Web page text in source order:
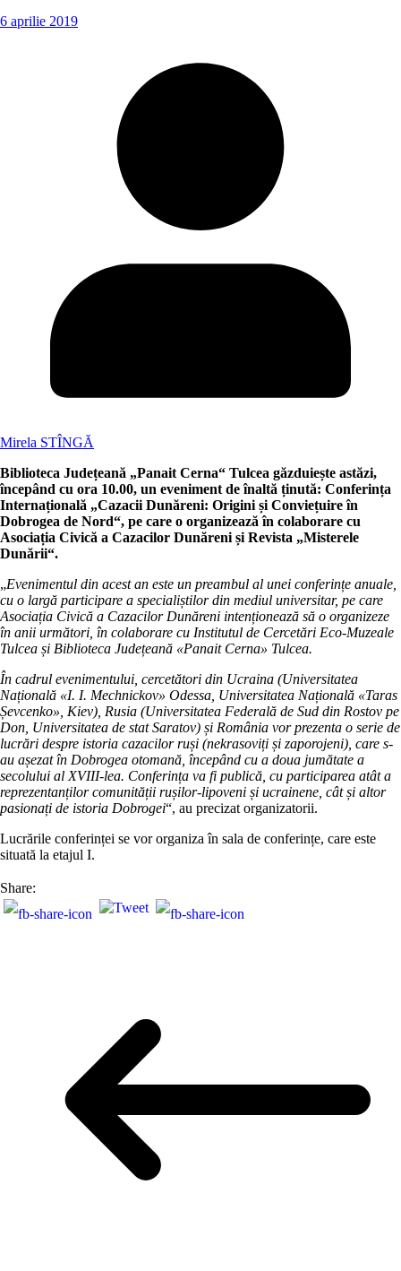
6 aprilie 2019
Mirela STÎNGĂ
Biblioteca Județeană „Panait Cerna“ Tulcea găzduiește astăzi,
începând cu ora 10.00, un eveniment de înaltă ținută: Conferința
Internațională „Cazacii Dunăreni: Origini și Conviețuire în
Dobrogea de Nord“, pe care o organizează în colaborare cu
Asociația Civică a Cazacilor Dunăreni și Revista „Misterele
Dunării“.
„Evenimentul din acest an este un preambul al unei conferințe anuale,
cu o largă participare a specialiștilor din mediul universitar, pe care
Asociația Civică a Cazacilor Dunăreni intenționează să o organizeze
în anii următori, în colaborare cu Institutul de Cercetări Eco-Muzeale
Tulcea și Biblioteca Județeană «Panait Cerna» Tulcea.
În cadrul evenimentului, cercetători din Ucraina (Universitatea
Națională «I. I. Mechnickov» Odessa, Universitatea Națională «Taras
Șevcenko» , Kiev), Rusia (Universitatea Federală de Sud din Rostov pe
Don, Universitatea de stat Saratov) și România vor prezenta o serie de
lucrări despre istoria cazacilor ruși (nekrasoviți și zaporojeni), care s-
au așezat în Dobrogea otomană, începând cu a doua jumătate a
secolului al XVIII-lea. Conferința va fi publică, cu participarea atât a
reprezentanților comunității rușilor-lipoveni și ucrainene, cât și altor
pasionați de istoria Dobrogei“, au precizat organizatorii.
Lucrările conferinței se vor organiza în sala de conferințe, care este
situată la etajul I.
Share: